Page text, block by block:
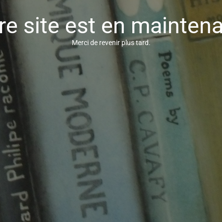
site est en
Merci de revenir plus tard.